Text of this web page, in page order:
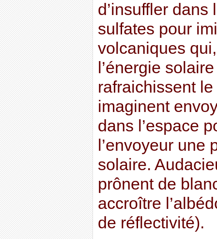
d’insuffler dans
sulfates pour
volcaniques
l’énergie
rafraichissent le
imaginent
dans l’espace
l’envoyeur une
solaire.
prônent de
accroître
de réflectivité).